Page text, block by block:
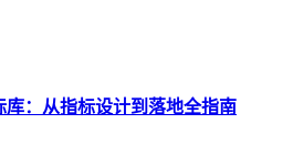
：从指标设计到落地全指南